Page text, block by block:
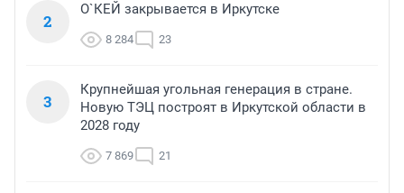
2
О`КЕЙ закрывается в Иркутске
8 284 23
3
Крупнейшая угольная генерация в стране.
Новую ТЭЦ построят в Иркутской области в
2028 году
7 869 21